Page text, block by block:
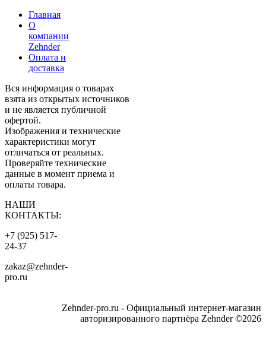
Главная
О
компании
Zehnder
Оплата и
доставка
Вся информация о товарах
взята из открытых источников
и не является публичной
офертой.
Изображения и технические
характеристики могут
отличаться от реальных.
Проверяйте технические
данные в момент приема и
оплаты товара.
НАШИ
КОНТАКТЫ:
+7 (925) 517-
24-37
zakaz@zehnder-
pro.ru
Zehnder-pro.ru - Официальный интернет-магазин
авторизированного партнёра Zehnder ©2026